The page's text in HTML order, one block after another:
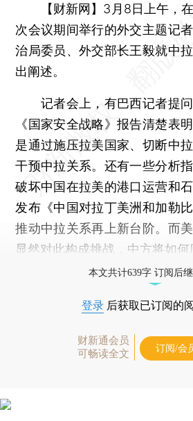
【财新网】 3月8日上午，
次会议期间举行的外交主题记
治局委员、外交部长王毅就中
出阐述。
记者会上，有巴西记者提问
《国家安全战略》报告清楚表
是通过施压拉美国家、切断中
干预中拉关系。还有一些分析
破坏中国在拉美的港口运营和
发布《中国对拉丁美洲和加勒
推动中拉关系再上新台阶。而
显然对此构成挑战，中方将如何
本文共计639字 订阅后
登录 后获取已订阅的
财新通会员
可畅读全文
订阅/会